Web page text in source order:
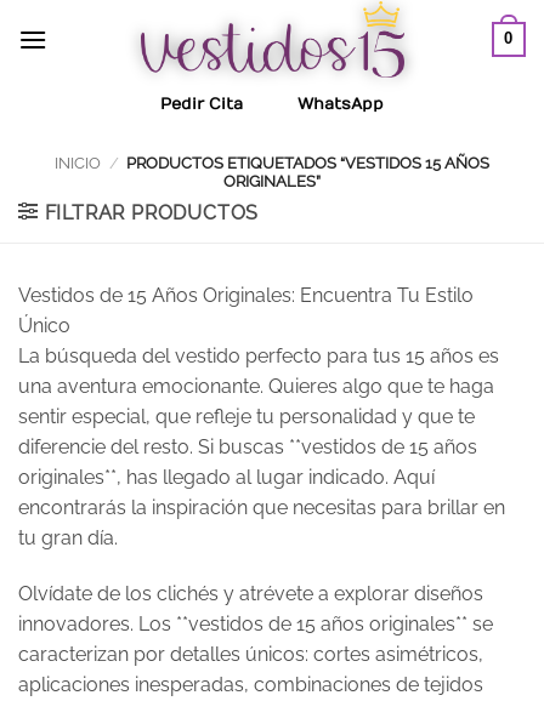
0
Pedir Cita WhatsApp
INICIO / PRODUCTOS ETIQUETADOS “VESTIDOS 15 AÑOS
ORIGINALES”
FILTRAR PRODUCTOS
Vestidos de 15 Años Originales: Encuentra Tu Estilo
Único
La búsqueda del vestido perfecto para tus 15 años es
una aventura emocionante. Quieres algo que te haga
sentir especial, que refleje tu personalidad y que te
diferencie del resto. Si buscas **vestidos de 15 años
originales**, has llegado al lugar indicado. Aquí
encontrarás la inspiración que necesitas para brillar en
tu gran día.
Olvídate de los clichés y atrévete a explorar diseños
innovadores. Los **vestidos de 15 años originales** se
caracterizan por detalles únicos: cortes asimétricos,
aplicaciones inesperadas, combinaciones de tejidos